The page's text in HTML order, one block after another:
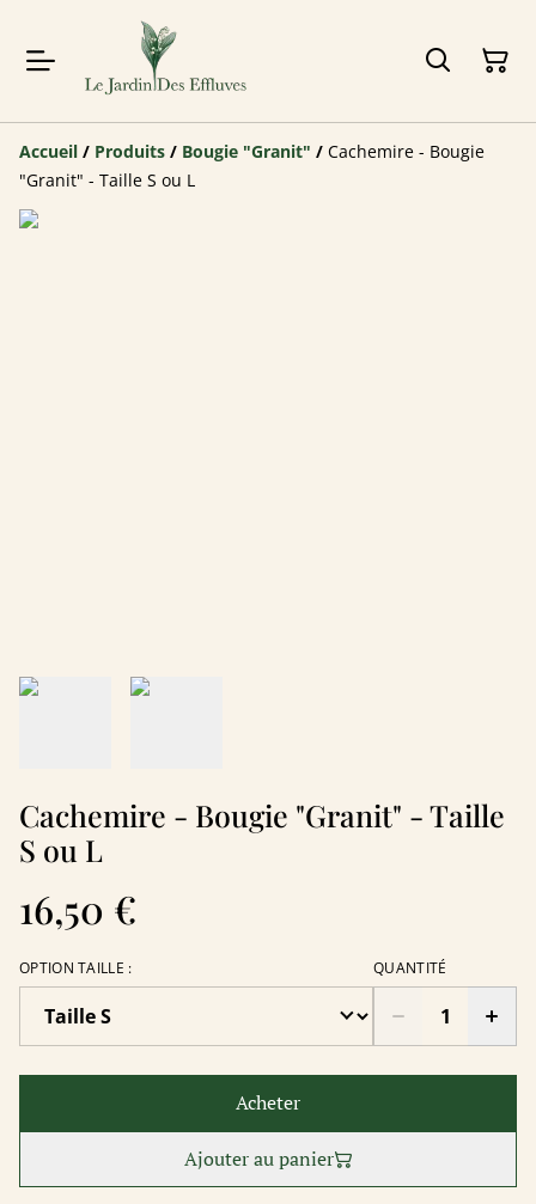
Accueil / Produits / Bougie "Granit" / Cachemire - Bougie
"Granit" - Taille S ou L
Cachemire - Bougie "Granit" - Taille
S ou L
16,50 €
OPTION TAILLE : QUANTITÉ
Acheter
Ajouter au panier